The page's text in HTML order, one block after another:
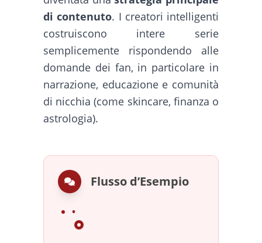
di contenuto. I creatori intelligenti
costruiscono intere serie
semplicemente rispondendo alle
domande dei fan, in particolare in
narrazione, educazione e comunità
di nicchia (come skincare, finanza o
astrologia).
Flusso d’Esempio